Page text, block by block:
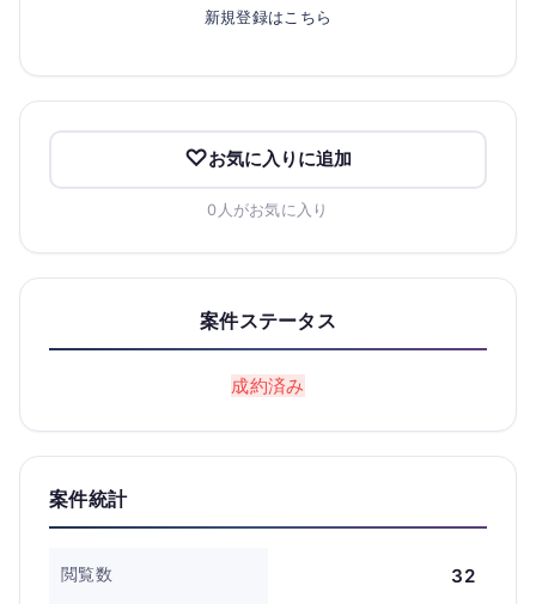
新規登録はこちら
お気に入りに追加
0人がお気に入り
案件ステータス
成約済み
案件統計
閲覧数 32